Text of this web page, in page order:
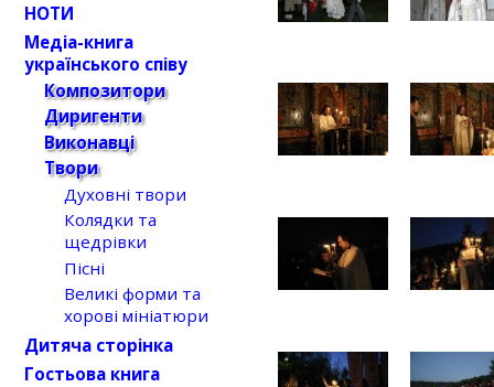
НОТИ
Медіа-книга
українського співу
Композитори
Диригенти
Виконавці
Твори
Духовні твори
Колядки та
щедрівки
Пісні
Великі форми та
хорові мініатюри
Дитяча сторінка
Гостьова книга